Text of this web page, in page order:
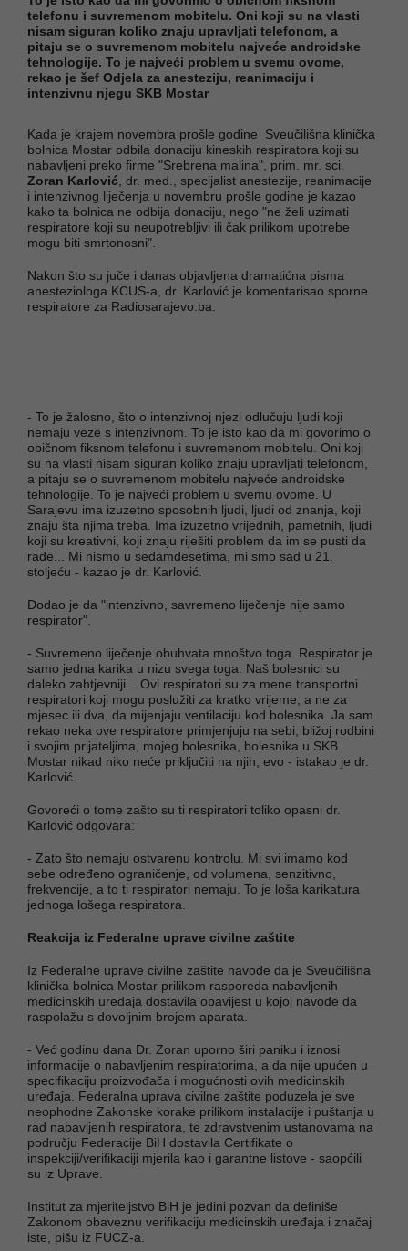
telefonu i suvremenom mobitelu. Oni koji su na vlasti
nisam siguran koliko znaju upravljati telefonom, a
pitaju se o suvremenom mobitelu najveće androidske
tehnologije. To je najveći problem u svemu ovome,
rekao je šef Odjela za anesteziju, reanimaciju i
intenzivnu njegu SKB Mostar
Kada je krajem novembra prošle godine Sveučilišna klinička
bolnica Mostar odbila donaciju kineskih respiratora koji su
nabavljeni preko firme "Srebrena malina", prim. mr. sci.
Zoran Karlović , dr. med., specijalist anestezije, reanimacije
i intenzivnog liječenja u novembru prošle godine je kazao
kako ta bolnica ne odbija donaciju, nego "ne želi uzimati
respiratore koji su neupotrebljivi ili čak prilikom upotrebe
mogu biti smrtonosni".
Nakon što su juče i danas objavljena dramatićna pisma
anesteziologa KCUS-a, dr. Karlović je komentarisao sporne
respiratore za Radiosarajevo.ba.
- To je žalosno, što o intenzivnoj njezi odlučuju ljudi koji
nemaju veze s intenzivnom. To je isto kao da mi govorimo o
običnom fiksnom telefonu i suvremenom mobitelu. Oni koji
su na vlasti nisam siguran koliko znaju upravljati telefonom,
a pitaju se o suvremenom mobitelu najveće androidske
tehnologije. To je najveći problem u svemu ovome. U
Sarajevu ima izuzetno sposobnih ljudi, ljudi od znanja, koji
znaju šta njima treba. Ima izuzetno vrijednih, pametnih, ljudi
koji su kreativni, koji znaju riješiti problem da im se pusti da
rade... Mi nismo u sedamdesetima, mi smo sad u 21.
stoljeću - kazao je dr. Karlović.
Dodao je da "intenzivno, savremeno liječenje nije samo
respirator".
- Suvremeno liječenje obuhvata mnoštvo toga. Respirator je
samo jedna karika u nizu svega toga. Naš bolesnici su
daleko zahtjevniji... Ovi respiratori su za mene transportni
respiratori koji mogu poslužiti za kratko vrijeme, a ne za
mjesec ili dva, da mijenjaju ventilaciju kod bolesnika. Ja sam
rekao neka ove respiratore primjenjuju na sebi, bližoj rodbini
i svojim prijateljima, mojeg bolesnika, bolesnika u SKB
Mostar nikad niko neće priključiti na njih, evo - istakao je dr.
Karlović.
Govoreći o tome zašto su ti respiratori toliko opasni dr.
Karlović odgovara:
- Zato što nemaju ostvarenu kontrolu. Mi svi imamo kod
sebe određeno ograničenje, od volumena, senzitivno,
frekvencije, a to ti respiratori nemaju. To je loša karikatura
jednoga lošega respiratora.
Reakcija iz Federalne uprave civilne zaštite
Iz Federalne uprave civilne zaštite navode da je Sveučilišna
klinička bolnica Mostar prilikom rasporeda nabavljenih
medicinskih uređaja dostavila obavijest u kojoj navode da
raspolažu s dovoljnim brojem aparata.
- Već godinu dana Dr. Zoran uporno širi paniku i iznosi
informacije o nabavljenim respiratorima, a da nije upućen u
specifikaciju proizvođača i mogućnosti ovih medicinskih
uređaja. Federalna uprava civilne zaštite poduzela je sve
neophodne Zakonske korake prilikom instalacije i puštanja u
rad nabavljenih respiratora, te zdravstvenim ustanovama na
području Federacije BiH dostavila Certifikate o
inspekciji/verifikaciji mjerila kao i garantne listove - saopćili
su iz Uprave.
Institut za mjeriteljstvo BiH je jedini pozvan da definiše
Zakonom obaveznu verifikaciju medicinskih uređaja i značaj
iste, pišu iz FUCZ-a.